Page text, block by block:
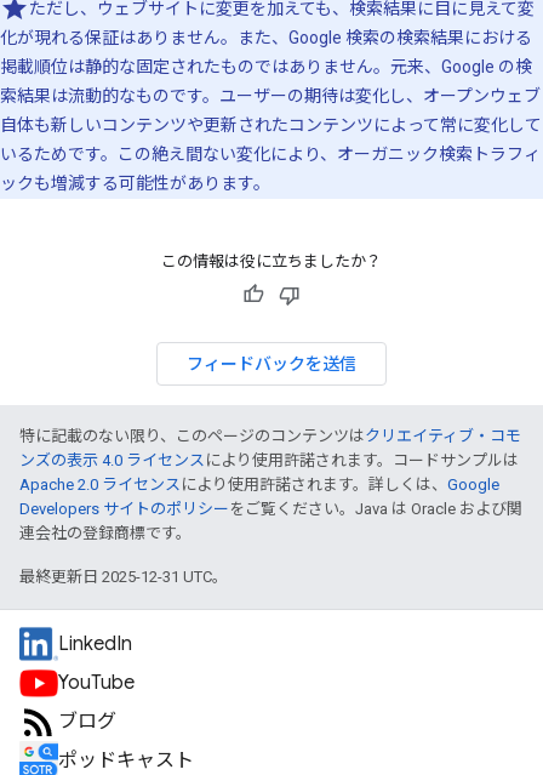
ただし、ウェブサイトに変更を加えても、検索結果に目に見えて変
化が現れる保証はありません。また、Google 検索の検索結果における
掲載順位は静的な固定されたものではありません。元来、Google の検
索結果は流動的なものです。ユーザーの期待は変化し、オープンウェブ
自体も新しいコンテンツや更新されたコンテンツによって常に変化して
いるためです。この絶え間ない変化により、オーガニック検索トラフィ
ックも増減する可能性があります。
この情報は役に立ちましたか？
フィードバックを送信
特に記載のない限り、このページのコンテンツはクリエイティブ・コモ
ンズの表示 4.0 ライセンス により使用許諾されます。コードサンプルは
Apache 2.0 ライセンス により使用許諾されます。詳しくは、 Google
Developers サイトのポリシー をご覧ください。Java は Oracle および関
連会社の登録商標です。
最終更新日 2025-12-31 UTC。
LinkedIn
YouTube
ブログ
ポッドキャスト